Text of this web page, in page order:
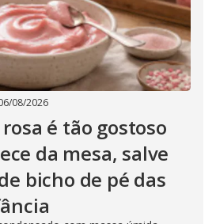
08/2026
é tão gostoso
da mesa, salve
bicho de pé das